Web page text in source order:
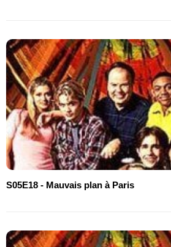
S05E18 - Mauvais plan à Paris